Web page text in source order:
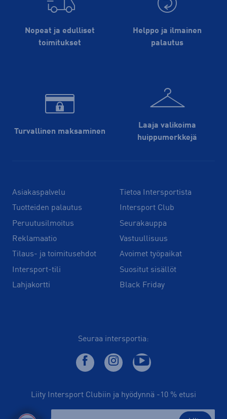
Nopeat ja edulliset
toimitukset
Helppo ja ilmainen
palautus
Turvallinen maksaminen
Laaja valikoima
huippu­merkkejä
Asiakaspalvelu
Tuotteiden palautus
Peruutusilmoitus
Reklamaatio
Tilaus- ja toimitusehdot
Intersport-tili
Lahjakortti
Tietoa Intersportista
Intersport Club
Seurakauppa
Vastuullisuus
Avoimet työpaikat
Suositut sisällöt
Black Friday
Seuraa intersportia:
Liity Intersport Clubiin ja hyödynnä -10 % etusi